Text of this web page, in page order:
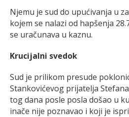
Njemu je sud do upućivanja u
kojem se nalazi od hapšenja
se uračunava u kaznu.
Krucijalni svedok
Sud je prilikom presude
Stankovićevog prijatelja
tog dana posle posla došao u
inače nije poznavao i koji je